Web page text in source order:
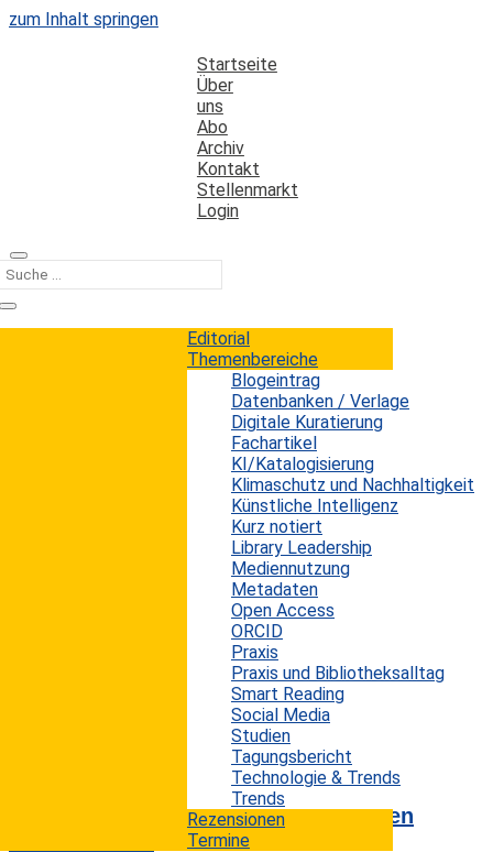
zum Inhalt springen
Startseite
Über
uns
Abo
Archiv
Kontakt
Stellenmarkt
Login
Editorial
Themenbereiche
Blogeintrag
Datenbanken / Verlage
Digitale Kuratierung
Fachartikel
KI/Katalogisierung
Klimaschutz und Nachhaltigkeit
Künstliche Intelligenz
Kurz notiert
Library Leadership
Mediennutzung
Metadaten
Open Access
ORCID
Praxis
Praxis und Bibliotheksalltag
Smart Reading
Social Media
Studien
Tagungsbericht
Technologie & Trends
Trends
Rezensionen
Termine
Kategorie
Zusammenarbeit
ChatGPT und systematische
3. September 2024
Die Nutzung von ChatGPT zur Unterstützung
systematischer Literaturrecherchen steht im Fokus
einer aktuellen Untersuchung, die sowohl das Potenzial
als auch die Grenzen dieser Technologie beleuchtet.
Eine umfassende Recherche der aktuellen Peer-
Review- und Grauen Literatur zeigt, dass die meisten
Studien zu diesem Thema meinungsgetrieben sind und
es nur wenige spezifische Beiträge aus dem Bereich
des Bibliotheks- und Informationswesens gibt.
Während ChatGPT einige Vorteile bei der...
Welche Vorteile haben digitale
Ausstellungen von wissenschaftlichen